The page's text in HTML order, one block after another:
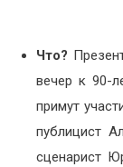
Что?
вечер к 90-
примут
публицист
сценарист